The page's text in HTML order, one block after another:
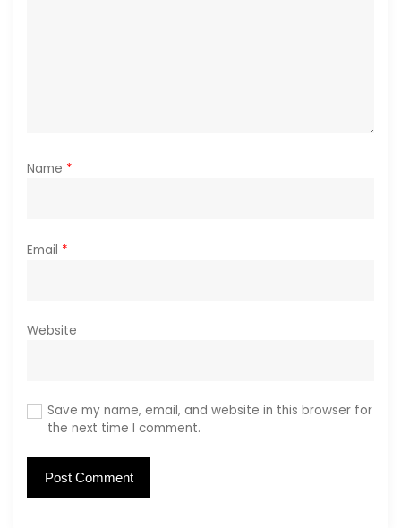
Name *
Email *
Website
Save my name, email, and website in this browser for
the next time I comment.